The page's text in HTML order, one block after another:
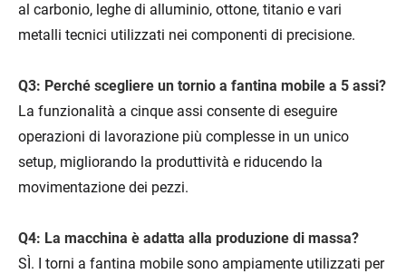
al carbonio, leghe di alluminio, ottone, titanio e vari
metalli tecnici utilizzati nei componenti di precisione.
Q3: Perché scegliere un tornio a fantina mobile a 5 assi?
La funzionalità a cinque assi consente di eseguire
operazioni di lavorazione più complesse in un unico
setup, migliorando la produttività e riducendo la
movimentazione dei pezzi.
Q4: La macchina è adatta alla produzione di massa?
SÌ. I torni a fantina mobile sono ampiamente utilizzati per